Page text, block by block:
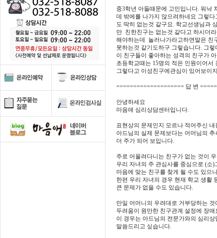
중3학년 아들때문에 고민입니다. 워낙
데 밖에를 나가지 않으려하네요 그렇
도 딱히 없는것 같구요. 학교선생님과
만 친한친구는 없는것 같다고 하시더
해야하는데 놀러나가라고하면말은 친
못하는것 같기도하구 그렇습니다. 그
이 친구들이 좋아하는 성격의 친구가
초등학교때는 15명의 적은 인원이어
그렇다고 이성친구에관심이 있어보이
==================== 답 변
안녕하세요
마음애 심리상담센터입니다.
표현상의 문제인지 모르나 적어주신 내
아드님의 실제 문제보다는 어머님의 추
더 주가 되어 보입니다.
주로 어울려다니는 친구가 없는 것이
우리 자녀의 주 관심사를 중심으로 (소
마음에 맞는 친구를 찾게 될 수도 있으
한편 우리 자녀의 경우 현재 학교 생활
큰 문제가 없을 수도 있습니다.
만일 어머니의 우려대로 거부당하는 것
두려움이 원만한 친구관계 설정에 장
이 경우는 아드님의 전문가와의 심리
말씀드리고 싶습니다.